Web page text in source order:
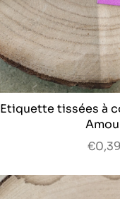
Etiquette tissées à
€0,39